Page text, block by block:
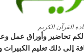
القرآن الكريم
تحاضير وأوراق عمل
ذلك تعليم الكبيرات